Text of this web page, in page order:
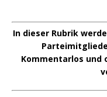
In dieser Rubrik
Kommentarlos und